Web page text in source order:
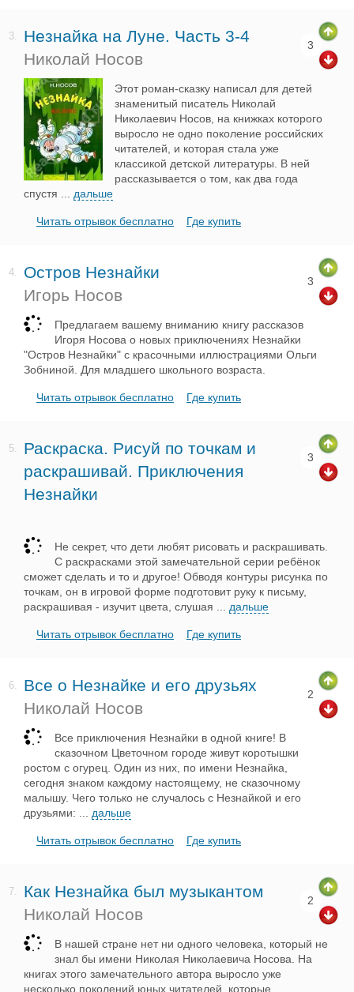
3.
Незнайка на Луне. Часть 3-4
Николай Носов
3
Этот роман-сказку написал для детей
знаменитый писатель Николай
Николаевич Носов, на книжках которого
выросло не одно поколение российских
читателей, и которая стала уже
классикой детской литературы. В ней
рассказывается о том, как два года
спустя
дальше
Читать отрывок бесплатно Где купить
4.
Остров Незнайки
Игорь Носов
3
Предлагаем вашему вниманию книгу рассказов
Игоря Носова о новых приключениях Незнайки
"Остров Незнайки" с красочными иллюстрациями Ольги
Зобниной. Для младшего школьного возраста.
Читать отрывок бесплатно Где купить
5.
Раскраска. Рисуй по точкам и
раскрашивай. Приключения
Незнайки
3
Не секрет, что дети любят рисовать и раскрашивать.
С раскрасками этой замечательной серии ребёнок
сможет сделать и то и другое! Обводя контуры рисунка по
точкам, он в игровой форме подготовит руку к письму,
раскрашивая - изучит цвета, слушая
дальше
Читать отрывок бесплатно Где купить
6.
Все о Незнайке и его друзьях
Николай Носов
2
Все приключения Незнайки в одной книге! В
сказочном Цветочном городе живут коротышки
ростом с огурец. Один из них, по имени Незнайка,
сегодня знаком каждому настоящему, не сказочному
малышу. Чего только не случалось с Незнайкой и его
друзьями:
дальше
Читать отрывок бесплатно Где купить
7.
Как Незнайка был музыкантом
Николай Носов
2
В нашей стране нет ни одного человека, который не
знал бы имени Николая Николаевича Носова. На
книгах этого замечательного автора выросло уже
несколько поколений юных читателей, которые,